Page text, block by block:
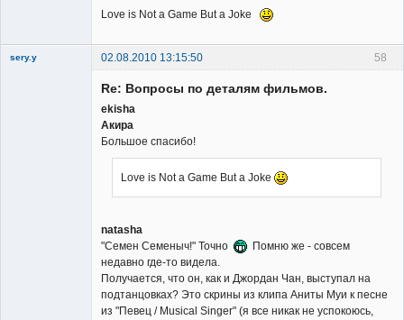
Love is Not a Game But a Joke
58
sery.y 02.08.2010 13:15:50
Re: Вопросы по деталям фильмов.
ekisha
Акира
Большое спасибо!
Love is Not a Game But a Joke
natasha
"Семен Семеныч!" Точно
Помню же - совсем
недавно где-то видела.
Получается, что он, как и Джордан Чан, выступал на
подтанцовках? Это скрины из клипа Аниты Муи к песне
из "Певец / Musical Singer" (я все никак не успокоюсь,